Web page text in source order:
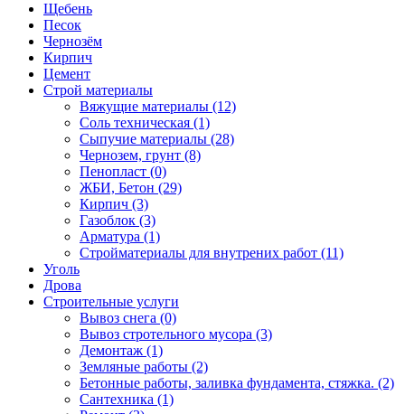
Щебень
Песок
Чернозём
Кирпич
Цемент
Строй материалы
Вяжущие материалы (12)
Соль техническая (1)
Сыпучие материалы (28)
Чернозем, грунт (8)
Пенопласт (0)
ЖБИ, Бетон (29)
Кирпич (3)
Газоблок (3)
Арматура (1)
Стройматериалы для внутрених работ (11)
Уголь
Дрова
Строительные услуги
Вывоз снега (0)
Вывоз стротельного мусора (3)
Демонтаж (1)
Земляные работы (2)
Бетонные работы, заливка фундамента, стяжка. (2)
Сантехника (1)